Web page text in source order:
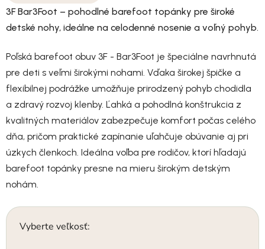
3F Bar3Foot – pohodlné barefoot topánky pre široké
detské nohy, ideálne na celodenné nosenie a voľný pohyb.
Poľská barefoot obuv 3F - Bar3Foot je špeciálne navrhnutá
pre deti s veľmi širokými nohami. Vďaka širokej špičke a
flexibilnej podrážke umožňuje prirodzený pohyb chodidla
a zdravý rozvoj klenby. Ľahká a pohodlná konštrukcia z
kvalitných materiálov zabezpečuje komfort počas celého
dňa, pričom praktické zapínanie uľahčuje obúvanie aj pri
úzkych členkoch. Ideálna voľba pre rodičov, ktorí hľadajú
barefoot topánky presne na mieru širokým detským
nohám.
Vyberte veľkosť: